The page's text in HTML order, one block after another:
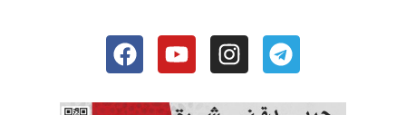
Telegram
Instagram
Youtube
Facebook